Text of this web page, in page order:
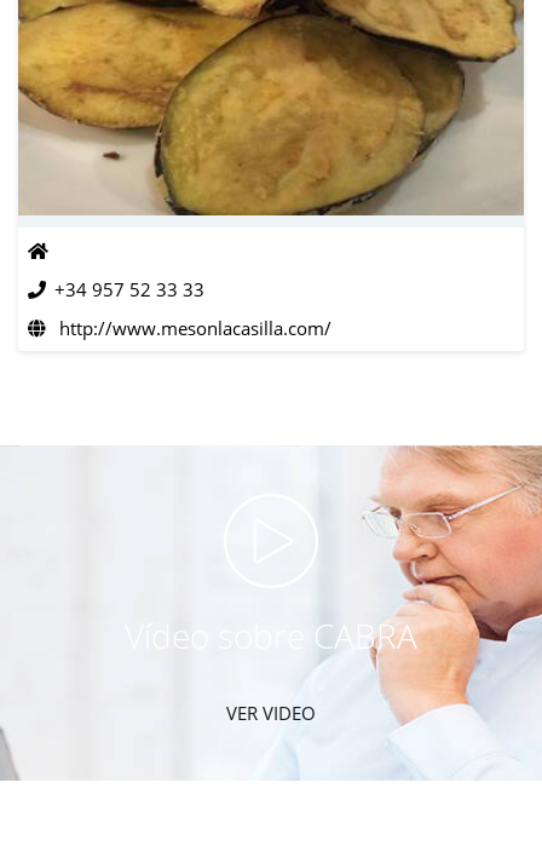
+34 957 52 33 33
http://www.mesonlacasilla.com/
Vídeo sobre CABRA
VER VIDEO